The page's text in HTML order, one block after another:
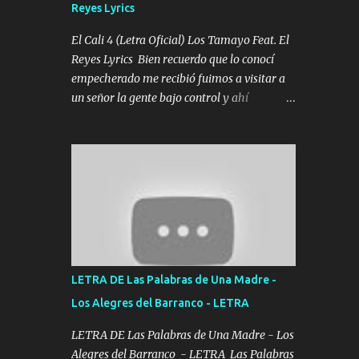
Tomense un buen trago Y así es como
empezamos los versos que voy cantando
(Music) A vido alta y bajas La carreta se
atora Pero nunca le aflojamos Ya me han
pasado cosas Y aunque ustedes no sepan
es...
Reyes Lyrics
El Cali 4 (Letra Oficial) Los Tamayo Feat. El
Reyes Lyrics Bien recuerdo que lo conocí
empecherado me recibió fuimos a visitar a
un señor la gente bajo control y ahí
reglas no secuestr0 no r0bar De La C giró la
orden nos comanda el doble P bien firmes
con Alto PRIETO y la camisa es color Verde y
peleam0s la Bandera por todita a la ciudad
con los drones patrullando la Frontera De
blancas ya hace falta mi APA FLACO verde
se le extraña pa que sepan Aquí Pura GENTE
DE LA RANA 🐸 POR CLAVE ES EL CALI 4
LETRA DE Las Palabras de Una Madre -
Los Alegres del Barranco - LETRA
LETRA DE Las Palabras de Una Madre - Los
Alegres del Barranco - LETRA Las Palabras